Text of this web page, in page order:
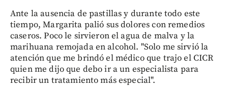
Ante la ausencia de pastillas y durante todo este
tiempo, Margarita palió sus dolores con remedios
caseros. Poco le sirvieron el agua de malva y la
marihuana remojada en alcohol. "Solo me sirvió la
atención que me brindó el médico que trajo el CICR
quien me dijo que debo ir a un especialista para
recibir un tratamiento más especial".